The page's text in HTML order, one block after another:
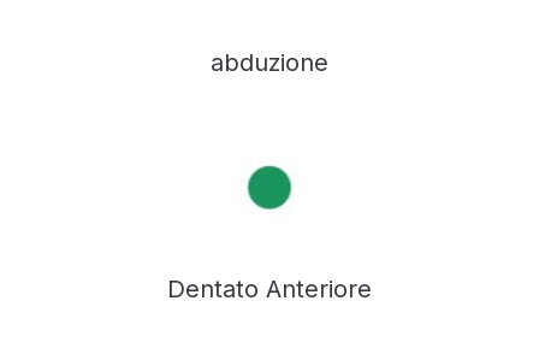
abduzione
Dentato Anteriore